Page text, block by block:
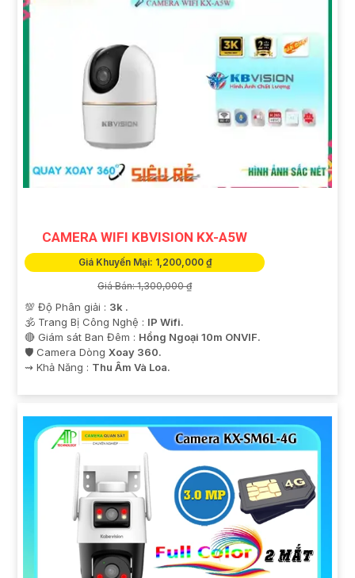
CAMERA WIFI KBVISION KX-A5W
Giá Khuyến Mại: 1,200,000 ₫
Giá Bán: 1,300,000 ₫
💯 Độ Phân giải : 3k .
🕉️ Trang Bị Công Nghệ : IP Wifi.
🔴 Giám sát Ban Đêm : Hồng Ngoại 10m ONVIF.
🛡 Camera Dòng Xoay 360.
️⇝ Khả Năng : Thu Âm Và Loa.